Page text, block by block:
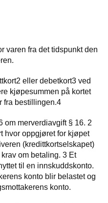
varen fra det tidspunkt den
eller debetkort3 ved
kjøpesummen på kortet
fra bestillingen.4
om merverdiavgift § 16. 2
hvor oppgjøret for kjøpet
(kredittkortselskapet)
om betaling. 3 Et
til en innskuddskonto.
konto blir belastet og
konto.